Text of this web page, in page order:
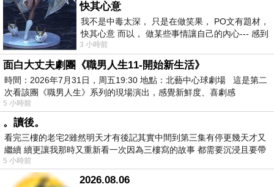
快其心意
我不是中毒太深， 只是在做笑果， PO文有題材，
快其心意 而以， 做某些事情讓自己的內心--- 感到
愉快。
3 小時前
面白大丈夫劇團《職男人生11-開始新生活》
時間：2026年7月31日，周五19:30 地點：北藝中心球劇場 這是第二
次看該團《職男人生》系列的現場演出，感覺新鮮度、喜劇感
5 小時前
。讀後。
看完三樓的老宅2雖然明天才有後記其實中間到第三集有停更幾天才又
繼續 續更讓我那時又重新看一次因為三樓寫的故事 都需要沉浸且要帶
有
5 小時前
2026.08.06